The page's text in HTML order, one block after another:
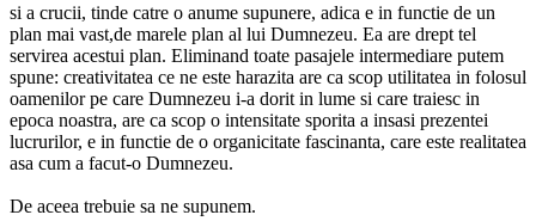
si a crucii, tinde catre o anume supunere, adica e in functie de un
plan mai vast,de marele plan al lui Dumnezeu. Ea are drept tel
servirea acestui plan. Eliminand toate pasajele intermediare putem
spune: creativitatea ce ne este harazita are ca scop utilitatea in folosul
oamenilor pe care Dumnezeu i-a dorit in lume si care traiesc in
epoca noastra, are ca scop o intensitate sporita a insasi prezentei
lucrurilor, e in functie de o organicitate fascinanta, care este realitatea
asa cum a facut-o Dumnezeu.
De aceea trebuie sa ne supunem.